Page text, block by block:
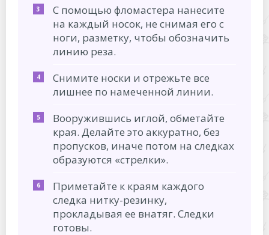
С помощью фломастера нанесите
на каждый носок, не снимая его с
ноги, разметку, чтобы обозначить
линию реза.
Снимите носки и отрежьте все
лишнее по намеченной линии.
Вооружившись иглой, обметайте
края. Делайте это аккуратно, без
пропусков, иначе потом на следках
образуются «стрелки».
Приметайте к краям каждого
следка нитку-резинку,
прокладывая ее внатяг. Следки
готовы.